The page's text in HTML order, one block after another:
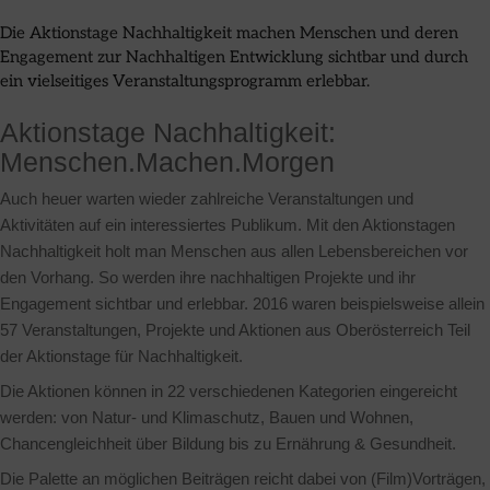
Die Aktionstage Nachhaltigkeit machen Menschen und deren
Engagement zur Nachhaltigen Entwicklung sichtbar und durch
ein vielseitiges Veranstaltungsprogramm erlebbar.
Aktionstage Nachhaltigkeit:
Menschen.Machen.Morgen
Auch heuer warten wieder zahlreiche Veranstaltungen und
Aktivitäten auf ein interessiertes Publikum. Mit den Aktionstagen
Nachhaltigkeit holt man Menschen aus allen Lebensbereichen vor
den Vorhang. So werden ihre nachhaltigen Projekte und ihr
Engagement sichtbar und erlebbar. 2016 waren beispielsweise allein
57 Veranstaltungen, Projekte und Aktionen aus Oberösterreich Teil
der Aktionstage für Nachhaltigkeit.
Die Aktionen können in 22 verschiedenen Kategorien eingereicht
werden: von Natur- und Klimaschutz, Bauen und Wohnen,
Chancengleichheit über Bildung bis zu Ernährung & Gesundheit.
Die Palette an möglichen Beiträgen reicht dabei von (Film)Vorträgen,